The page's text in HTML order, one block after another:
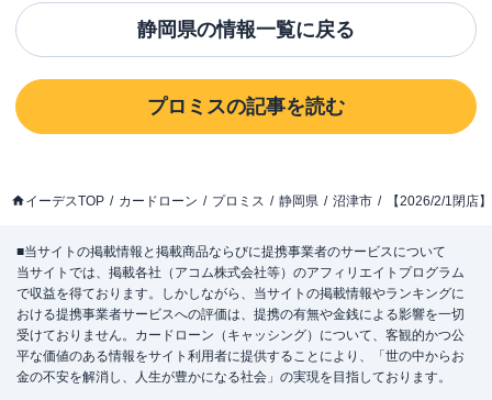
静岡県の情報一覧に戻る
プロミスの記事を読む
イーデスTOP カードローン プロミス 静岡県 沼津市 【2026/2/1閉店
■当サイトの掲載情報と掲載商品ならびに提携事業者のサービスについて
当サイトでは、掲載各社（アコム株式会社等）のアフィリエイトプログラム
で収益を得ております。しかしながら、当サイトの掲載情報やランキングに
おける提携事業者サービスへの評価は、提携の有無や金銭による影響を一切
受けておりません。カードローン（キャッシング）について、客観的かつ公
平な価値のある情報をサイト利用者に提供することにより、「世の中からお
金の不安を解消し、人生が豊かになる社会」の実現を目指しております。